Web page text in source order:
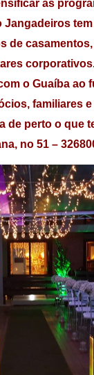
as
de
o Guaíba ao
familiares
de perto o que
no 51 –